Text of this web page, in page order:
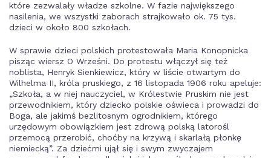
które zezwalały władze szkolne. W fazie największego
nasilenia, we wszystki zaborach strajkowało ok. 75 tys.
dzieci w około 800 szkołach.
W sprawie dzieci polskich protestowała Maria Konopnicka
pisząc wiersz O Wrześni. Do protestu włączył się też
noblista, Henryk Sienkiewicz, który w liście otwartym do
Wilhelma II, króla pruskiego, z 16 listopada 1906 roku apeluje:
„Szkoła, a w niej nauczyciel, w Królestwie Pruskim nie jest
przewodnikiem, który dziecko polskie oświeca i prowadzi do
Boga, ale jakimś bezlitosnym ogrodnikiem, którego
urzędowym obowiązkiem jest zdrową polską latorośl
przemocą przerobić, choćby na krzywą i skarlałą płonkę
niemiecką”. Za dziećmi ujął się i swym zwyczajem